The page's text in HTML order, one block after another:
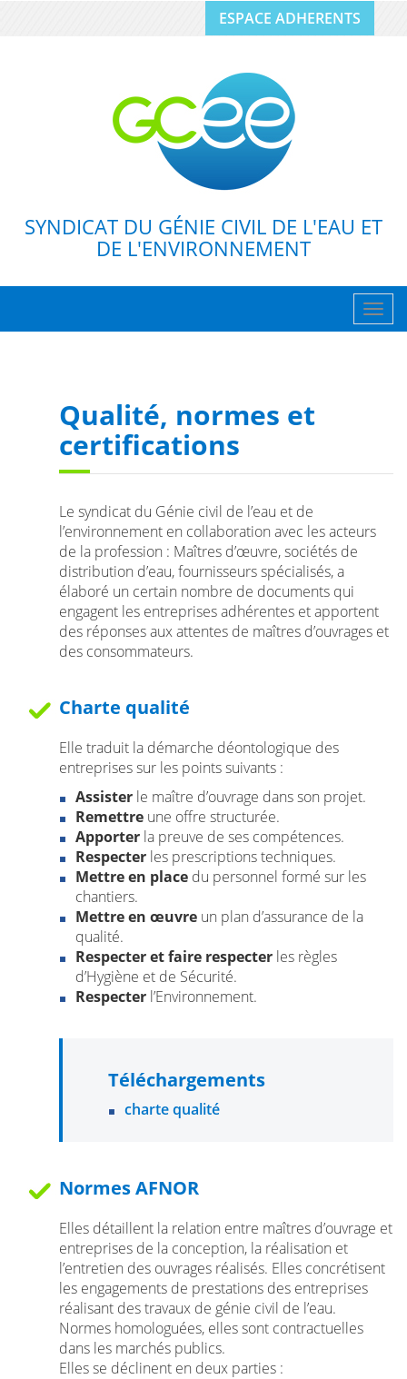
ESPACE ADHERENTS
SYNDICAT DU GÉNIE CIVIL DE L'EAU ET
DE L'ENVIRONNEMENT
Qualité, normes et
certifications
Le syndicat du Génie civil de l’eau et de
l’environnement en collaboration avec les acteurs
de la profession : Maîtres d’œuvre, sociétés de
distribution d’eau, fournisseurs spécialisés, a
élaboré un certain nombre de documents qui
engagent les entreprises adhérentes et apportent
des réponses aux attentes de maîtres d’ouvrages et
des consommateurs.
Charte qualité
Elle traduit la démarche déontologique des
entreprises sur les points suivants :
Assister le maître d’ouvrage dans son projet.
Remettre une offre structurée.
Apporter la preuve de ses compétences.
Respecter les prescriptions techniques.
Mettre en place du personnel formé sur les
chantiers.
Mettre en œuvre un plan d’assurance de la
qualité.
Respecter et faire respecter les règles
d’Hygiène et de Sécurité.
Respecter l’Environnement.
Téléchargements
charte qualité
Normes AFNOR
Elles détaillent la relation entre maîtres d’ouvrage et
entreprises de la conception, la réalisation et
l’entretien des ouvrages réalisés. Elles concrétisent
les engagements de prestations des entreprises
réalisant des travaux de génie civil de l’eau.
Normes homologuées, elles sont contractuelles
dans les marchés publics.
Elles se déclinent en deux parties :